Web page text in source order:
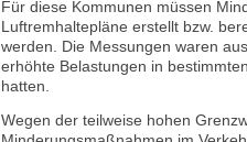
Für diese Kommunen müssen
Luftremhaltepläne erstellt bzw.
werden. Die Messungen waren
erhöhte Belastungen in
hatten.
Wegen der teilweise hohen